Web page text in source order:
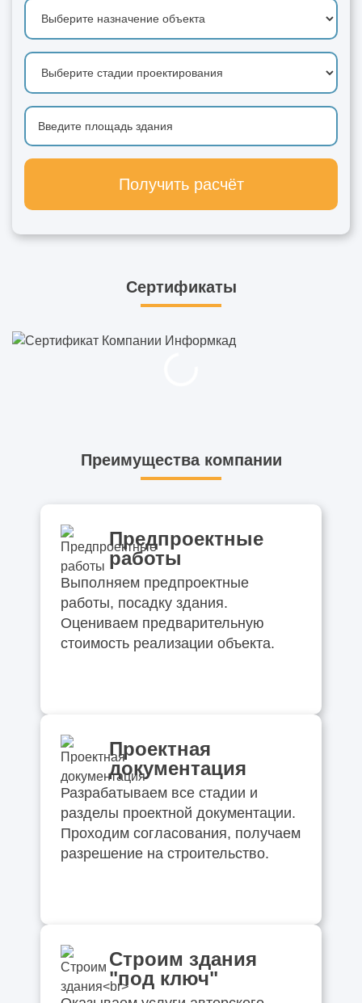
Получить расчёт
Сертификаты
Преимущества компании
Предпроектные
работы
Выполняем предпроектные
работы, посадку здания.
Оцениваем предварительную
стоимость реализации объекта.
Проектная
документация
Разрабатываем все стадии и
разделы проектной документации.
Проходим согласования, получаем
разрешение на строительство.
Строим здания
"под ключ"